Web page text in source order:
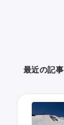
最近の記事